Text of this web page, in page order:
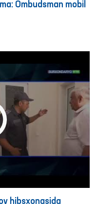
Ombudsman mobil
hibsxonasida